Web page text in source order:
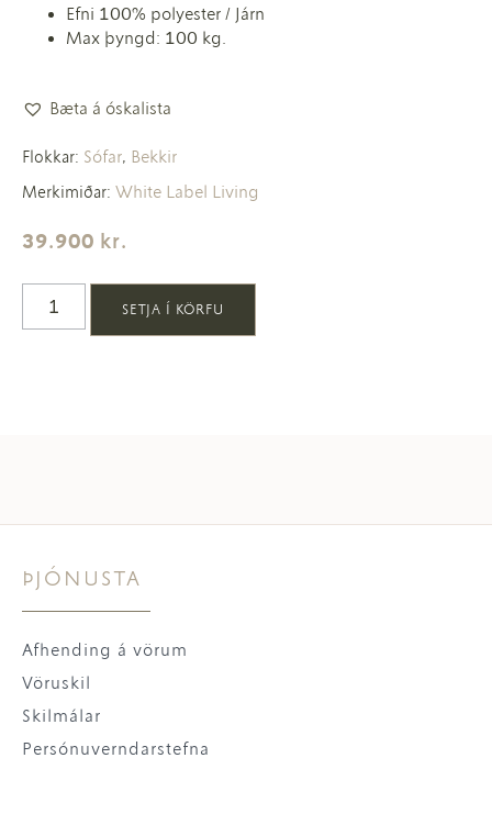
Efni 100% polyester / Járn
Max þyngd: 100 kg.
Bæta á óskalista
Flokkar: Sófar, Bekkir
Merkimiðar: White Label Living
39.900 kr.
SETJA Í KÖRFU
ÞJÓNUSTA
Afhending á vörum
Vöruskil
Skilmálar
Persónuverndarstefna